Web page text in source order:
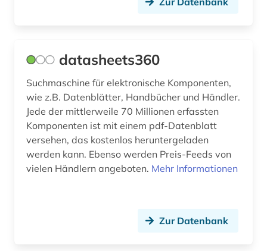
stadt (1)
stand der technik (1)
statistik (1)
technik (9)
technische norm (1)
datasheets360
Suchmaschine für elektronische Komponenten,
wie z.B. Datenblätter, Handbücher und Händler.
Jede der mittlerweile 70 Millionen erfassten
Komponenten ist mit einem pdf-Datenblatt
versehen, das kostenlos heruntergeladen
werden kann. Ebenso werden Preis-Feeds von
vielen Händlern angeboten. Mehr Informationen
Zur Datenbank